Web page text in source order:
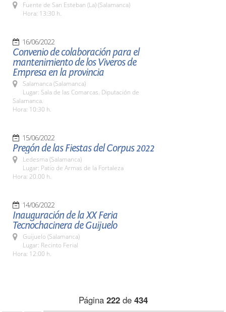
Fuente de San Esteban (La) (Salamanca)
Hora: 13:30 h.
16/06/2022
Convenio de colaboración para el
mantenimiento de los Viveros de
Empresa en la provincia
Salamanca (Salamanca)
Lugar: Sala de las Comarcas. Diputación de
Salamanca.
Hora: 10:30 h.
15/06/2022
Pregón de las Fiestas del Corpus 2022
Ledesma (Salamanca)
Lugar: Patio de Armas de la Fortaleza
Hora: 20.00 h.
14/06/2022
Inauguración de la XX Feria
Tecnochacinera de Guijuelo
Guijuelo (Salamanca)
Lugar: Recinto Ferial
Hora: 12:00 h.
Página 222de 434